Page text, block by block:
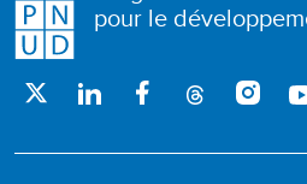
pour le